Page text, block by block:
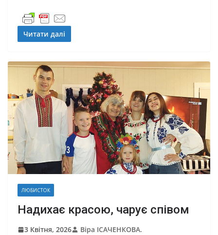
Читати далі
ЛЮБИСТОК
Надихає красою, чарує співом
3 Квітня, 2026 Віра ІСАЧЕНКОВА.